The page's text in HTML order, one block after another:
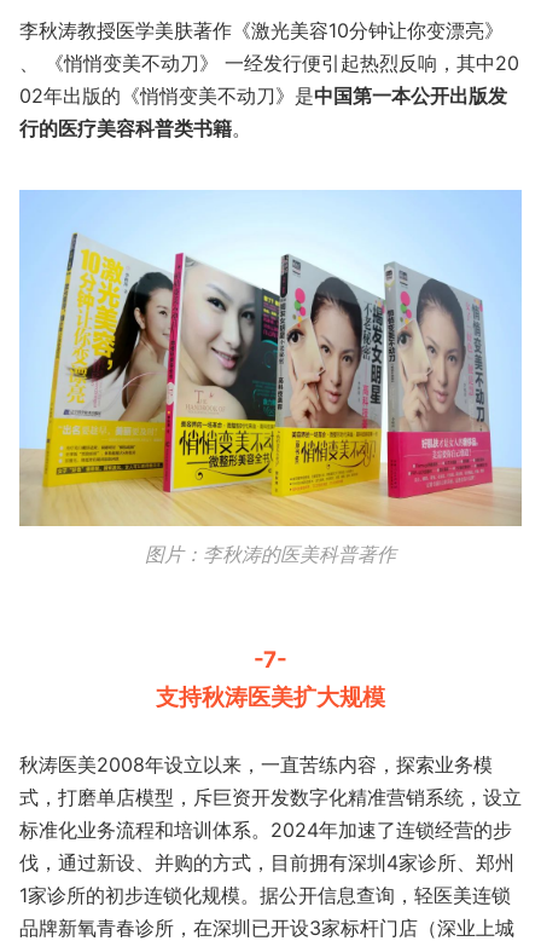
李秋涛教授医学美肤著作《激光美容10分钟让你变漂亮》
、 《悄悄变美不动刀》 一经发行便引起热烈反响，其中20
02年出版的《悄悄变美不动刀》是中国第一本公开出版发
行的医疗美容科普类书籍。
图片：李秋涛的医美科普著作
-7-
支持秋涛医美扩大规模
秋涛医美2008年设立以来，一直苦练内容，探索业务模
式，打磨单店模型，斥巨资开发数字化精准营销系统，设立
标准化业务流程和培训体系。2024年加速了连锁经营的步
伐，通过新设、并购的方式，目前拥有深圳4家诊所、郑州
1家诊所的初步连锁化规模。据公开信息查询，轻医美连锁
品牌新氧青春诊所，在深圳已开设3家标杆门店（深业上城